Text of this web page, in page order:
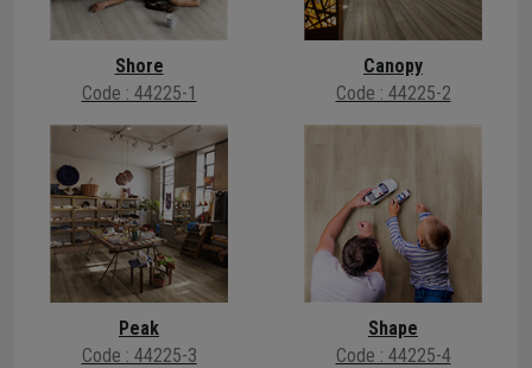
Shore
Code : 44225-1
Canopy
Code : 44225-2
Peak
Code : 44225-3
Shape
Code : 44225-4